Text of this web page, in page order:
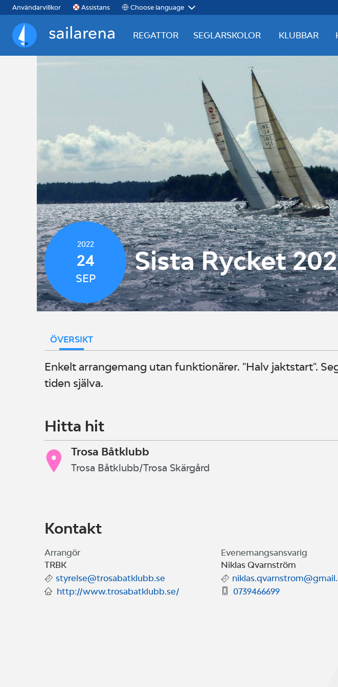
Användarvillkor Assistans Choose language
Sailarena
REGATTOR SEGLARSKOLOR KLUBBAR
2022
24
SEP
Sista Rycket
ÖVERSIKT
Enkelt arrangemang utan funktionärer. "Halv jaktstart".
tiden själva.
Hitta hit
Trosa Båtklubb
Trosa Båtklubb/Trosa Skärgård
Kontakt
Arrangör
TRBK
styrelse@trosabatklubb.se
http://www.trosabatklubb.se/
Evenemangsansvarig
Niklas Qvarnström
0739466699